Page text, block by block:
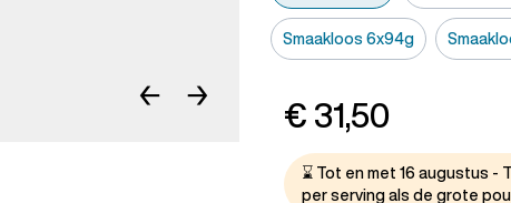
← →
Smaakloos 6x94g
€ 31,50
⌛ Tot en met 16 augustus
per serving als de grote